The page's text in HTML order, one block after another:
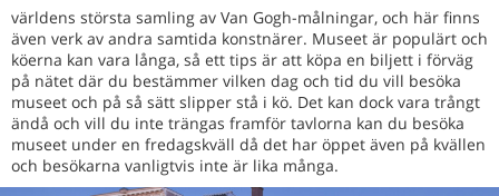
världens största samling av Van Gogh-målningar, och här finns
även verk av andra samtida konstnärer. Museet är populärt och
köerna kan vara långa, så ett tips är att köpa en biljett i förväg
på nätet där du bestämmer vilken dag och tid du vill besöka
museet och på så sätt slipper stå i kö. Det kan dock vara trångt
ändå och vill du inte trängas framför tavlorna kan du besöka
museet under en fredagskväll då det har öppet även på kvällen
och besökarna vanligtvis inte är lika många.